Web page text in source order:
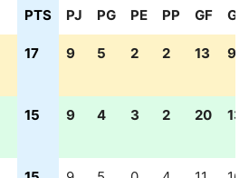
PTS PJ PG PE PP GF
GC
PTS PJ PG PE PP GF GC
17 9 5 2 2 13 9
15 9 4 3 2 20 13